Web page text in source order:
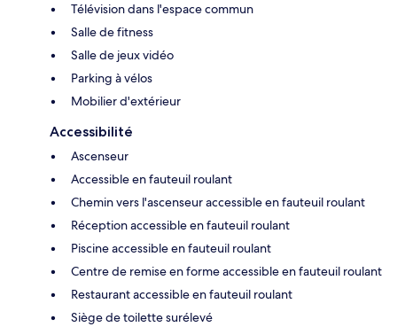
Télévision dans l'espace commun
Salle de fitness
Salle de jeux vidéo
Parking à vélos
Mobilier d'extérieur
Accessibilité
Ascenseur
Accessible en fauteuil roulant
Chemin vers l'ascenseur accessible en fauteuil roulant
Réception accessible en fauteuil roulant
Piscine accessible en fauteuil roulant
Centre de remise en forme accessible en fauteuil roulant
Restaurant accessible en fauteuil roulant
Siège de toilette surélevé